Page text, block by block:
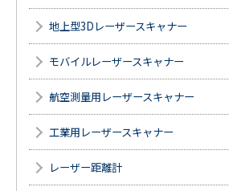
地上型3Dレーザースキャナー
モバイルレーザースキャナー
航空測量用レーザースキャナー
工業用レーザースキャナー
レーザー距離計